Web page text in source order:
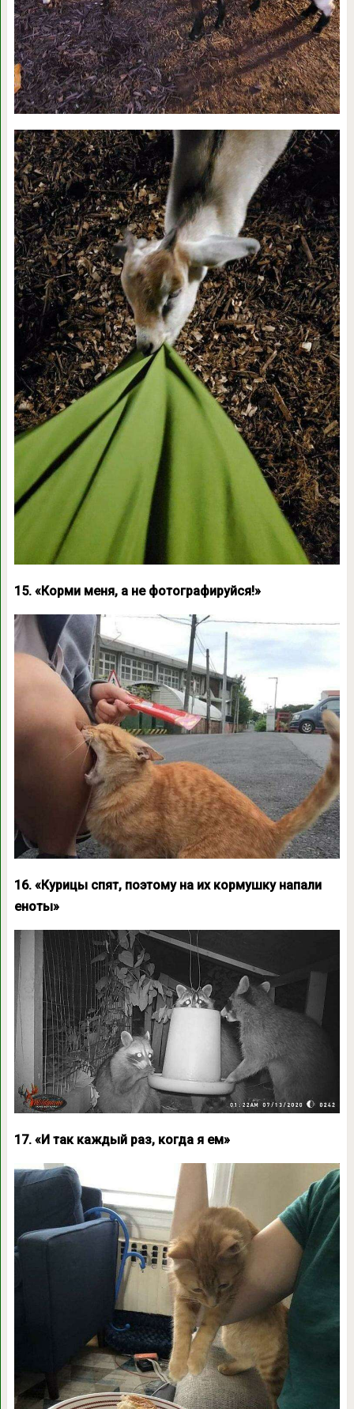
15. «Корми меня, а не фотографируйся!»
16. «Курицы спят, поэтому на их кормушку напали
еноты»
17. «И так каждый раз, когда я ем»